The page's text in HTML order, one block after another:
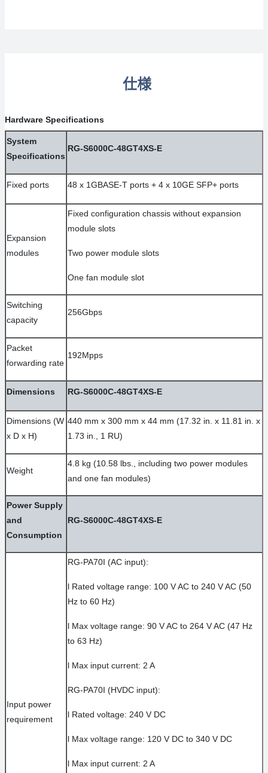
仕様
Hardware Specifications
System
Specifications
RG-S6000C-48GT4XS-E
Fixed ports 48 x 1GBASE-T ports + 4 x 10GE SFP+ ports
Expansion
modules
Fixed configuration chassis without expansion
module slots
Two power module slots
One fan module slot
Switching
capacity
256Gbps
Packet
forwarding rate
192Mpps
Dimensions RG-S6000C-48GT4XS-E
Dimensions (W
x D x H)
440 mm x 300 mm x 44 mm (17.32 in. x 11.81 in. x
1.73 in., 1 RU)
Weight
4.8 kg (10.58 lbs., including two power modules
and one fan modules)
Power Supply
and
Consumption
RG-S6000C-48GT4XS-E
Input power
requirement
RG-PA70I (AC input):
l Rated voltage range: 100 V AC to 240 V AC (50
Hz to 60 Hz)
l Max voltage range: 90 V AC to 264 V AC (47 Hz
to 63 Hz)
l Max input current: 2 A
RG-PA70I (HVDC input):
l Rated voltage: 240 V DC
l Max voltage range: 120 V DC to 340 V DC
l Max input current: 2 A